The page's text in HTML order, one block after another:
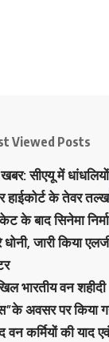
Viewed Posts
सीएयू में
हाईकोर्ट के तेवर तल्ख
के बाद सिनेमा
जारी किया
भारतीय वन शहीदी
अवसर पर किया
वन कर्मियों की याद